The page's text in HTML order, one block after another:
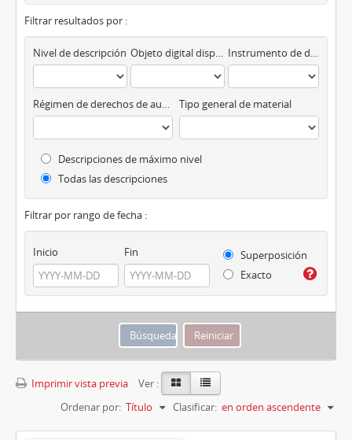
Filtrar resultados por :
Nivel de descripción Objeto digital disponibles Instrumento de descripción
Régimen de derechos de autor Tipo general de material
Descripciones de máximo nivel
Todas las descripciones
Filtrar por rango de fecha :
Inicio Fin
Superposición
Exacto
Imprimir vista previa
Ver :
Ordenar por: Título Clasificar: en orden ascendente